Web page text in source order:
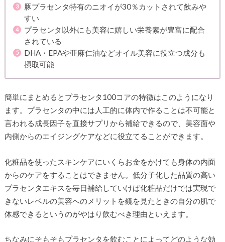
豚プラセンタ特有のニオイが30％カットされて飲みや
すい
プラセンタ以外にも美容に嬉しい栄養素が豊富に配合
されている
DHA・EPAや亜麻仁油などオイル美容に役立つ成分も
摂取可能
簡単にまとめるとプラセンタ100コアの特徴はこのようになり
ます。プラセンタの中には人工的に体内で作ることは不可能と
言われる成長因子を直接サプリから補給できるので、美容面や
内側からのエイジングケアなどに役立てることができます。
化粧品を使ったスキンケアにいくらお金をかけても身体の内面
からのケアをすることはできません。低分子化した品質の高い
プラセンタエキスを毎日補給していけば化粧品だけでは実現で
きないレベルの美容へのメリットを鏡を見たときの自分の肌で
体感できるというのがやはり飲むべき理由といえます。
ちなみにそもそもプラセンタを飲むことによってどのような効